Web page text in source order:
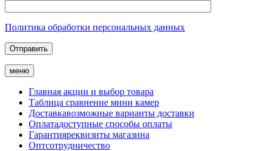
Политика обработки персональных данных
меню
Главная акции и выбор товара
Таблица сравнение мини камер
Доставкавозможные варианты доставки
Оплатадоступные способы оплаты
Гарантияреквизиты магазина
Оптсотрудничество